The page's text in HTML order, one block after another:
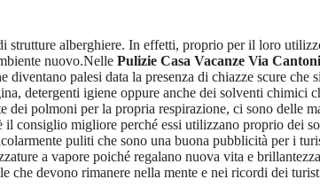
strutture alberghiere. In effetti, proprio per il loro
nuovo.Nelle Pulizie Casa Vacanze Via
palesi data la presenza di chiazze scure che
detergenti igiene oppure anche dei solventi chimici
polmoni per la propria respirazione, ci sono delle
il consiglio migliore perché essi utilizzano proprio dei
puliti che sono una buona pubblicità per i
a vapore poiché regalano nuova vita e
devono rimanere nella mente e nei ricordi dei